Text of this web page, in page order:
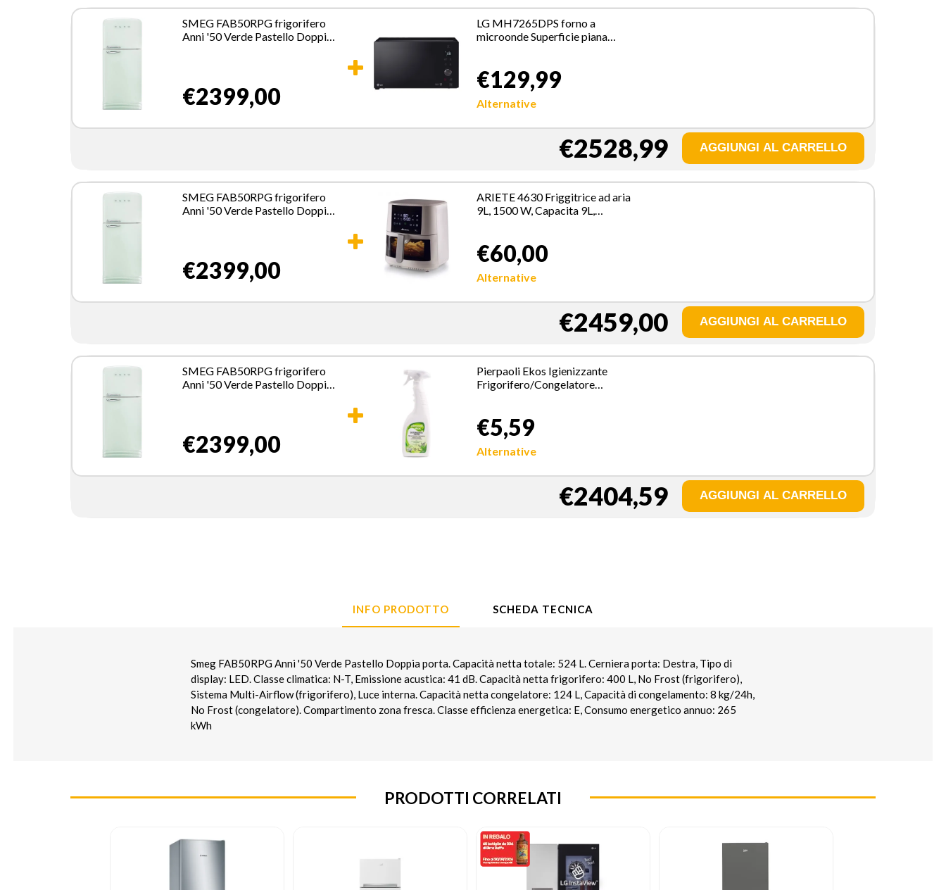
SMEG FAB50RPG frigorifero
Anni '50 Verde Pastello Doppia
€2399,00
LG MH7265DPS forno a
microonde Superficie piana
€129,99
Alternative
€2528,99
SMEG FAB50RPG frigorifero
Anni '50 Verde Pastello Doppia
€2399,00
ARIETE 4630 Friggitrice ad aria
9L, 1500 W, Capacita 9L,
Temperatura fino a 200°,
Cestello trasparente per
controllo cottura, Bianco
€60,00
Alternative
€2459,00
SMEG FAB50RPG frigorifero
Anni '50 Verde Pastello Doppia
€2399,00
Pierpaoli Ekos Igienizzante
Frigorifero/Congelatore
€5,59
Alternative
€2404,59
INFO PRODOTTO SCHEDA TECNICA
Smeg FAB50RPG Anni '50 Verde Pastello Doppia porta. Capacità netta totale: 524 L. Cerniera porta: Destra, Tipo di
display: LED. Classe climatica: N-T, Emissione acustica: 41 dB. Capacità netta frigorifero: 400 L, No Frost (frigorifero),
Sistema Multi-Airflow (frigorifero), Luce interna. Capacità netta congelatore: 124 L, Capacità di congelamento: 8 kg/24h,
No Frost (congelatore). Compartimento zona fresca. Classe efficienza energetica: E, Consumo energetico annuo: 265
kWh
PRODOTTI CORRELATI